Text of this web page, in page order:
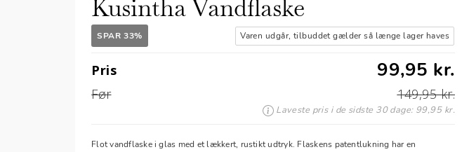
Kusintha Vandflaske
SPAR 33% Varen udgår, tilbuddet gælder så længe lager haves
Pris 99,95 kr.
Før 149,95 kr.
Laveste pris i de sidste 30 dage: 99,95 kr.
Flot vandflaske i glas med et lækkert, rustikt udtryk. Flaskens patentlukning har en